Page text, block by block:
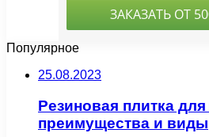
Популярное
25.08.2023
Резиновая плитка
преимущества и виды